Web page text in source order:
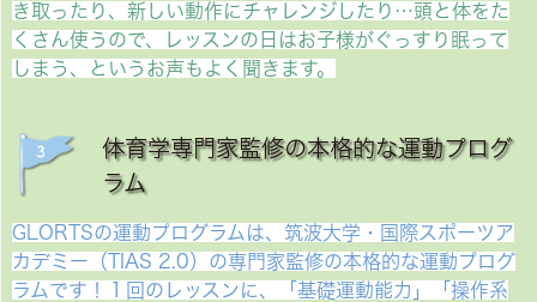
き取ったり、新しい動作にチャレンジしたり…頭と体をた
くさん使うので、レッスンの日はお子様がぐっすり眠って
しまう、というお声もよく聞きます。
体育学専門家監修の本格的な運動プログ
ラム
GLORTSの運動プログラムは、筑波大学・国際スポーツア
カデミー（TIAS 2.0）の専門家監修の本格的な運動プログ
ラムです！１回のレッスンに、「基礎運動能力」「操作系